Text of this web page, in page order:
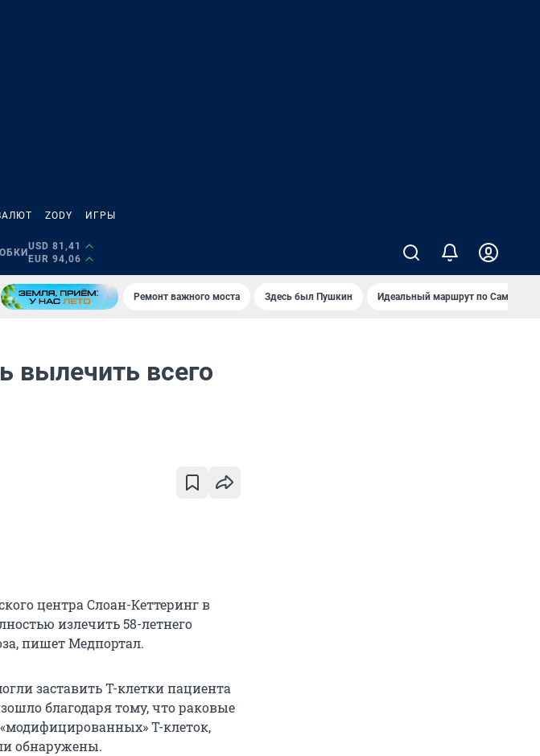
ZODY ИГРЫ
USD 81,41
EUR 94,06
Ремонт важного моста Здесь был Пушкин Идеальный маршрут по Самаре
вылечить всего
центра Слоан-Кеттеринг в
излечить 58-летнего
пишет Медпортал.
заставить Т-клетки пациента
благодаря тому, что раковые
Т-клеток,
обнаружены.